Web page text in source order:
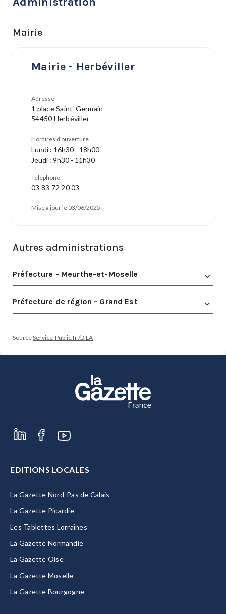
Mairie
Mairie - Herbéviller
Adresse
1 place Saint-Germain
54450 Herbéviller
Horaires d'ouverture
Lundi : 16h30 - 18h00
Jeudi : 9h30 - 11h30
Téléphone
03 83 72 20 03
Mise à jour le 03/06/2025
Autres administrations
Préfecture - Meurthe-et-Moselle
Préfecture de région - Grand Est
SourceService-Public.fr /DILA
EDITIONS LOCALES
La Gazette Nord-Pas de Calais
La Gazette Picardie
Les Tablettes Lorraines
La Gazette Normandie
La Gazette Oise
La Gazette Moselle
La Gazette Bourgogne